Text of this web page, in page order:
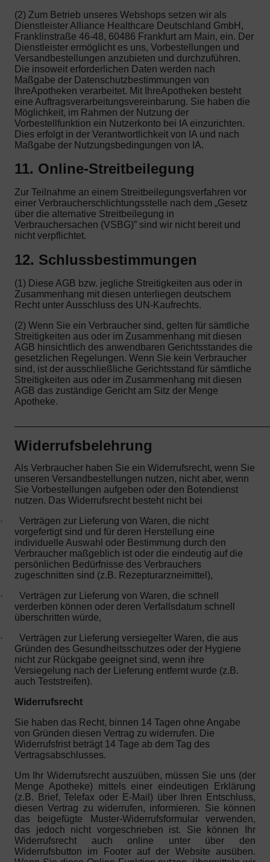
(2) Zum Betrieb unseres Webshops setzen wir als
Dienstleister Alliance Healthcare Deutschland GmbH,
Franklinstraße 46-48, 60486 Frankfurt am Main, ein. Der
Dienstleister ermöglicht es uns, Vorbestellungen und
Versandbestellungen anzubieten und durchzuführen.
Die insoweit erforderlichen Daten werden nach
Maßgabe der Datenschutzbestimmungen von
IhreApotheken verarbeitet. Mit IhreApotheken besteht
eine Auftragsverarbeitungsvereinbarung. Sie haben die
Möglichkeit, im Rahmen der Nutzung der
Vorbestellfunktion ein Nutzerkonto bei IA einzurichten.
Dies erfolgt in der Verantwortlichkeit von IA und nach
Maßgabe der Nutzungsbedingungen von IA.
11. Online-Streitbeilegung
Zur Teilnahme an einem Streitbeilegungsverfahren vor
einer Verbraucherschlichtungsstelle nach dem „Gesetz
über die alternative Streitbeilegung in
Verbrauchersachen (VSBG)” sind wir nicht bereit und
nicht verpflichtet.
12. Schlussbestimmungen
(1) Diese AGB bzw. jegliche Streitigkeiten aus oder in
Zusammenhang mit diesen unterliegen deutschem
Recht unter Ausschluss des UN-Kaufrechts.
(2) Wenn Sie ein Verbraucher sind, gelten für sämtliche
Streitigkeiten aus oder im Zusammenhang mit diesen
AGB hinsichtlich des anwendbaren Gerichtsstandes die
gesetzlichen Regelungen. Wenn Sie kein Verbraucher
sind, ist der ausschließliche Gerichtsstand für sämtliche
Streitigkeiten aus oder im Zusammenhang mit diesen
AGB das zuständige Gericht am Sitz der Menge
Apotheke.
Widerrufsbelehrung
Als Verbraucher haben Sie ein Widerrufsrecht, wenn Sie
unseren Versandbestellungen nutzen, nicht aber, wenn
Sie Vorbestellungen aufgeben oder den Botendienst
nutzen. Das Widerrufsrecht besteht nicht bei
·
Verträgen zur Lieferung von Waren, die nicht
vorgefertigt sind und für deren Herstellung eine
individuelle Auswahl oder Bestimmung durch den
Verbraucher maßgeblich ist oder die eindeutig auf die
persönlichen Bedürfnisse des Verbrauchers
zugeschnitten sind (z.B. Rezepturarzneimittel),
·
Verträgen zur Lieferung von Waren, die schnell
verderben können oder deren Verfallsdatum schnell
überschritten würde,
·
Verträgen zur Lieferung versiegelter Waren, die aus
Gründen des Gesundheitsschutzes oder der Hygiene
nicht zur Rückgabe geeignet sind, wenn ihre
Versiegelung nach der Lieferung entfernt wurde (z.B.
auch Teststreifen).
Widerrufsrecht
Sie haben das Recht, binnen 14 Tagen ohne Angabe
von Gründen diesen Vertrag zu widerrufen. Die
Widerrufsfrist beträgt 14 Tage ab dem Tag des
Vertragsabschlusses.
Um Ihr Widerrufsrecht auszuüben, müssen Sie uns (der
Menge Apotheke) mittels einer eindeutigen Erklärung
(z.B. Brief, Telefax oder E-Mail) über Ihren Entschluss,
diesen Vertrag zu widerrufen, informieren. Sie können
das beigefügte Muster-Widerrufsformular verwenden,
das jedoch nicht vorgeschrieben ist. Sie können Ihr
Widerrufsrecht auch online unter über den
Widerrufsbutton im Footer auf der Website ausüben.